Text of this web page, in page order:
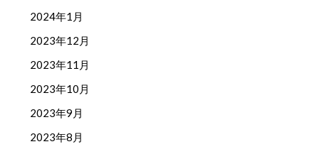
2024年1月
2023年12月
2023年11月
2023年10月
2023年9月
2023年8月